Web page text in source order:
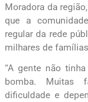
Moradora da
que a
regular da rede
milhares de
“A gente não
bomba. Muitas
dificuldade e